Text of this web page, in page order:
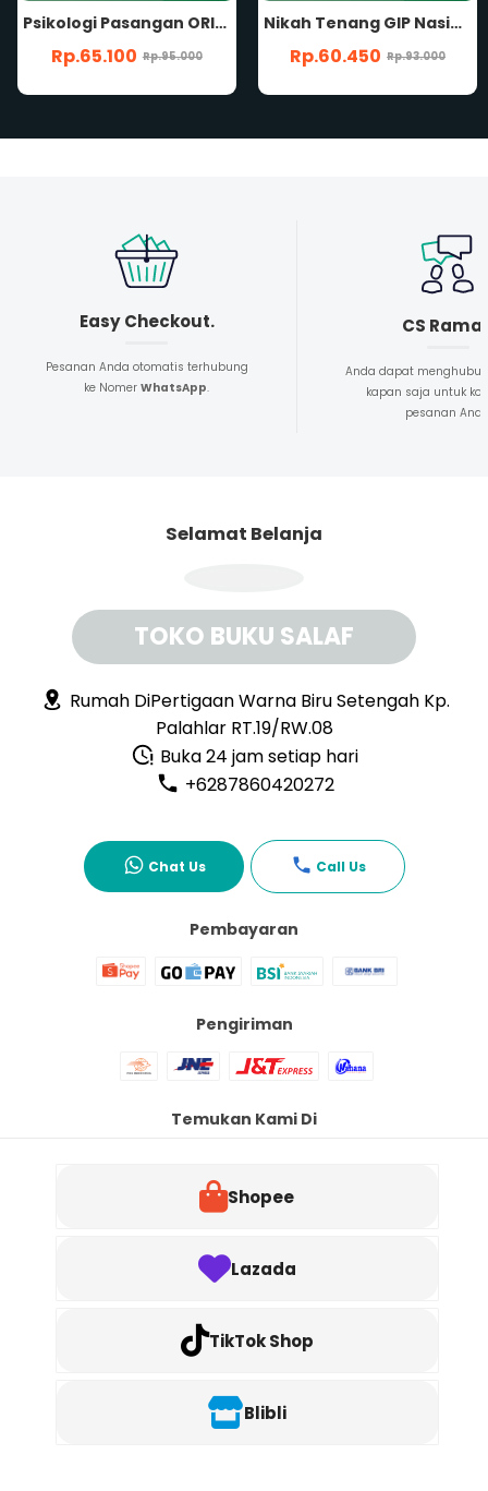
Nikah Tenang GIP Nasihat dan Tips & Trick Lengkap Untuk Pernikahan Kamu Karya Ustadzah Wishal Tiqah Penerbit Gema Insani Press
Rp.60.450 Rp.93.000
Kisah Para Ulama Terdahulu Mengelola Waktu ORIGINAL Syaikh Abdul Fattah Abu Ghuddah Penerbit Gema Insani Press Manajemen Waktu Para Ulama
Rp.100.000 Rp.200.000
Easy Checkout.
Pesanan Anda otomatis terhubung
ke NomerWhatsApp.
CS
Anda dapat
kapan saja untuk
pesanan
Selamat Belanja
TOKO BUKU SALAF
Rumah DiPertigaan Warna Biru Setengah Kp.
Palahlar RT.19/RW.08
Buka 24 jam setiap hari
+6287860420272
Chat Us Call Us
Pembayaran
Pengiriman
Temukan Kami Di
Shopee
Lazada
TikTok Shop
Blibli